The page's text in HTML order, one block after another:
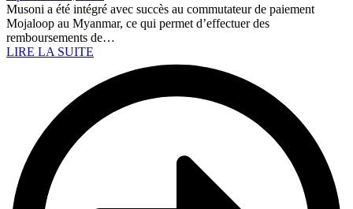
Musoni a été intégré avec succès au commutateur de paiement
Mojaloop au Myanmar, ce qui permet d’effectuer des
remboursements de…
LIRE LA SUITE